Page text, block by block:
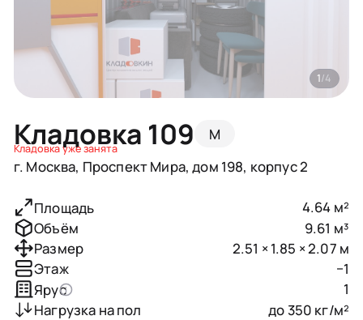
Кладовка 109 M
Кладовка уже занята
г. Москва, Проспект Мира, дом 198, корпус 2
1/4
Площадь
4.64 м²
Объём
9.61 м³
Размер
2.51 × 1.85 × 2.07 м
Этаж
−1
Ярус
1
Нагрузка на пол
до 350 кг/м²